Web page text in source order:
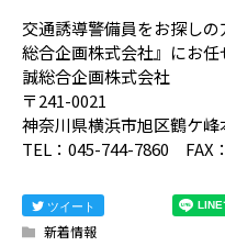
交通誘導警備員をお探し
総合企画株式会社』にお任
誠総合企画株式会社
〒241-0021
神奈川県横浜市旭区鶴ケ
TEL：045-744-7860 FAX
ツイート
新着情報